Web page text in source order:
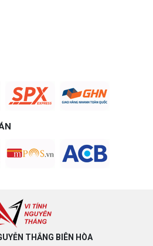
THẮNG BIÊN HÒA​